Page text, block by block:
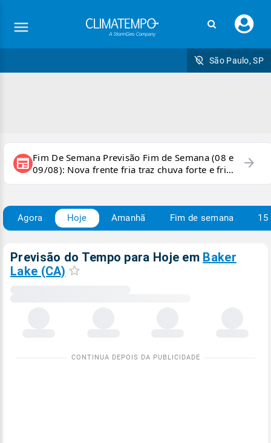
seu
São Paulo, SP
newspaper Fim De Semana Previsão Fim de Semana (08 e
09/08): Nova frente fria traz chuva forte e frio
para áreas do país
arrow_forward
Agora Hoje Amanhã Fim de semana 15
Previsão do Tempo para Hoje em Baker
Lake (CA)